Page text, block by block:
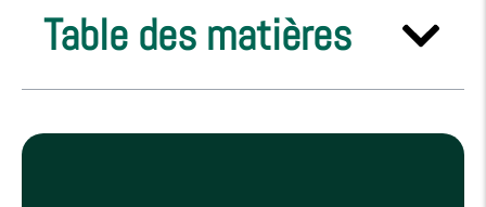
Table des matières